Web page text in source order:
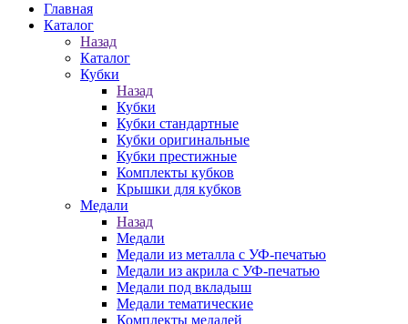
Главная
Каталог
Назад
Каталог
Кубки
Назад
Кубки
Кубки стандартные
Кубки оригинальные
Кубки престижные
Комплекты кубков
Крышки для кубков
Медали
Назад
Медали
Медали из металла с УФ-печатью
Медали из акрила с УФ-печатью
Медали под вкладыш
Медали тематические
Комплекты медалей